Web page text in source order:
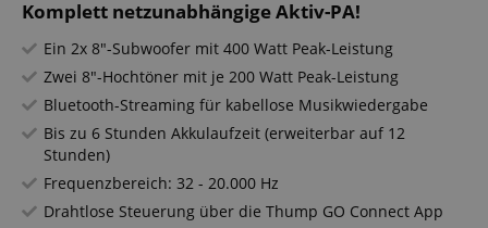
Komplett netzunabhängige Aktiv-PA!
Ein 2x 8"-Subwoofer mit 400 Watt Peak-Leistung
Zwei 8"-Hochtöner mit je 200 Watt Peak-Leistung
Bluetooth-Streaming für kabellose Musikwiedergabe
Bis zu 6 Stunden Akkulaufzeit (erweiterbar auf 12
Stunden)
Frequenzbereich: 32 - 20.000 Hz
Drahtlose Steuerung über die Thump GO Connect App